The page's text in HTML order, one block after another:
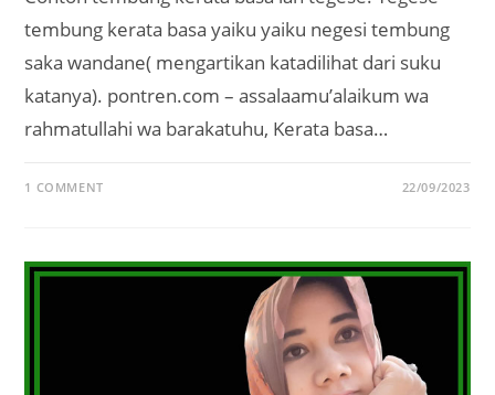
tembung kerata basa yaiku yaiku negesi tembung
saka wandane( mengartikan katadilihat dari suku
katanya). pontren.com – assalaamu’alaikum wa
rahmatullahi wa barakatuhu, Kerata basa…
1 COMMENT 22/09/2023